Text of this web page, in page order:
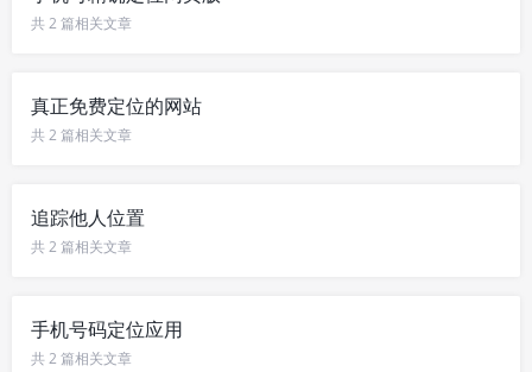
共 2 篇相关文章
真正免费定位的网站
共 2 篇相关文章
追踪他人位置
共 2 篇相关文章
手机号码定位应用
共 2 篇相关文章